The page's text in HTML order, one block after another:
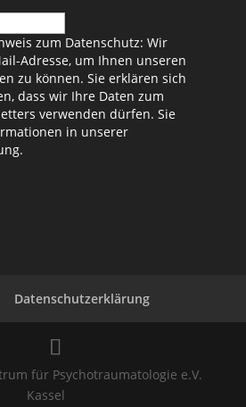
zum Datenschutz: Wir
Adresse, um Ihnen unseren
zu können. Sie erklären sich
dass wir Ihre Daten zum
verwenden dürfen. Sie
in unserer
.
Datenschutzerklärung
für Psychotraumatologie e.V.
Kassel